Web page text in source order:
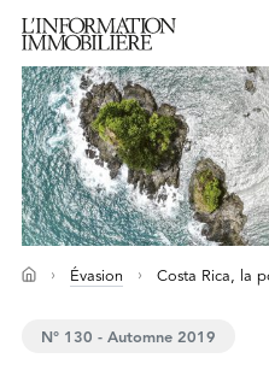
Évasion Costa Rica, la
N° 130 - Automne 2019